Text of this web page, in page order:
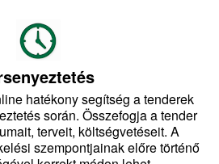
hatékony segítség a tenderek
során. Összefogja a tender
terveit, költségvetéseit. A
szempontjainak előre történő